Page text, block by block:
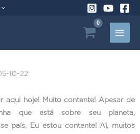
10-22
aqui hoje! Muito contente! Apesar de
que está sobre seu planeta,
país, Eu estou contente! Aí, muitos